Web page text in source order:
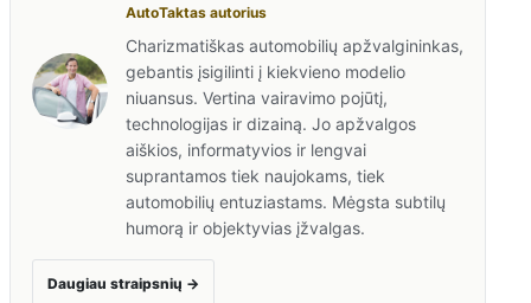
AutoTaktas autorius
Charizmatiškas automobilių apžvalgininkas,
gebantis įsigilinti į kiekvieno modelio
niuansus. Vertina vairavimo pojūtį,
technologijas ir dizainą. Jo apžvalgos
aiškios, informatyvios ir lengvai
suprantamos tiek naujokams, tiek
automobilių entuziastams. Mėgsta subtilų
humorą ir objektyvias įžvalgas.
Daugiau straipsnių →